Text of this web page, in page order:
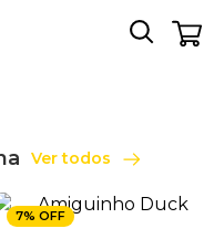
Ver todos
7% OFF